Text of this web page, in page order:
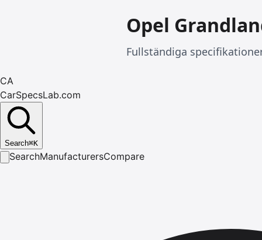
Opel
Fullständiga
CA
CarSpecsLab.com
Search⌘K
SearchManufacturersCompare